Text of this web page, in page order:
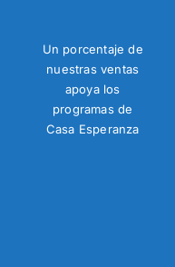
Un porcentaje de
nuestras ventas
apoya los
programas de
Casa Esperanza